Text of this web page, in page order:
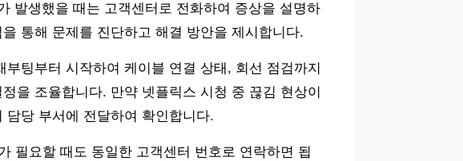
발생했을 때는 고객센터로 전화하여 증상을 설명하
통해 문제를 진단하고 해결 방안을 제시합니다.
팅부터 시작하여 케이블 연결 상태, 회선 점검까지
을 조율합니다. 만약 넷플릭스 시청 중 끊김 현상이
당 부서에 전달하여 확인합니다.
필요할 때도 동일한 고객센터 번호로 연락하면 됩